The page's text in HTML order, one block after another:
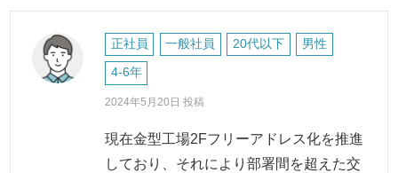
正社員 一般社員 20代以下 男性
4-6年
2024年5月20日 投稿
現在金型工場2Fフリーアドレス化を推進
しており、それにより部署間を超えた交